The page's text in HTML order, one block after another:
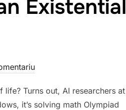
Existential
Turns out, AI researchers at
it’s solving math Olympiad